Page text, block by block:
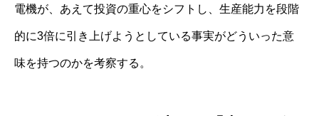
電機が、あえて投資の重心をシフトし、生産能力を段階
的に3倍に引き上げようとしている事実がどういった意
味を持つのかを考察する。